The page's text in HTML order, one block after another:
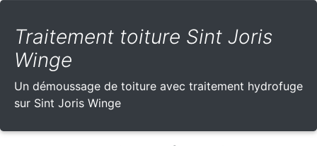
Traitement toiture Sint Joris
Winge
Un démoussage de toiture avec traitement hydrofuge
sur Sint Joris Winge